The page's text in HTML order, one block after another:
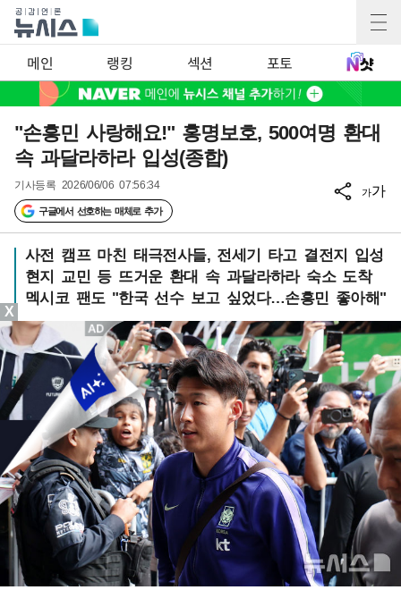
메인 랭킹 섹션 포토
"손흥민 사랑해요!" 홍명보호, 500여명 환대
속 과달라하라 입성(종합)
기사등록 2026/06/06 07:56:34
구글에서 선호하는 매체로 추가
가가
사전 캠프 마친 태극전사들, 전세기 타고 결전지 입성
현지 교민 등 뜨거운 환대 속 과달라하라 숙소 도착
멕시코 팬도 "한국 선수 보고 싶었다…손흥민 좋아해"
X